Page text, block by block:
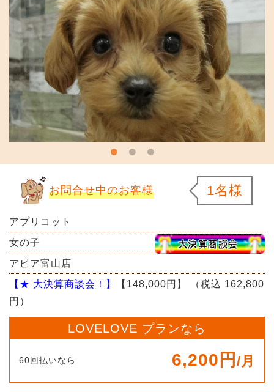
お問合せ中のお客様 1名様
アプリコット
女の子
アピア富山店
【★ 大決算商談会！】
【148,000円】
（税込 162,800
円）
LOVELOVE プランなら
60回払いなら 6,200円 /月